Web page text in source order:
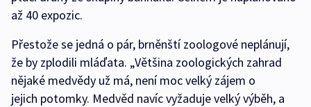
až 40 expozic.
Přestože se jedná o pár, brněnští zoologové neplánují,
že by zplodili mláďata. „Většina zoologických zahrad
nějaké medvědy už má, není moc velký zájem o
jejich potomky. Medvěd navíc vyžaduje velký výběh, a